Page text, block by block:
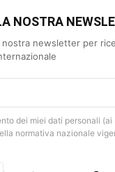
NOSTRA
nostra newsletter per
dei miei dati personali (ai
normativa nazionale